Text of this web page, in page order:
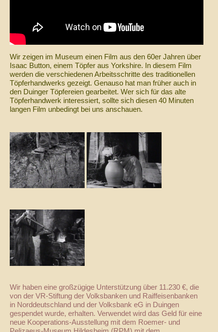
Wir zeigen im Museum einen Film aus den 60er Jahren über
Isaac Button, einem Töpfer aus Yorkshire. In diesem Film
werden die verschiedenen Arbeitsschritte des traditionellen
Töpferhandwerks gezeigt. Genauso hat man früher auch in
den Duinger Töpfereien gearbeitet. Wer sich für das alte
Töpferhandwerk interessiert, sollte sich diesen 40 Minuten
langen Film unbedingt bei uns anschauen.
Wir haben eine großzügige Unterstützung über 11.230 €, die
von der VR-Stiftung der Volksbanken und Raiffeisenbanken
in Norddeutschland und der Volksbank eG in Duingen
gespendet wurde, erhalten. Verwendet wird das Geld für eine
neue Kooperations-Ausstellung mit dem Roemer- und